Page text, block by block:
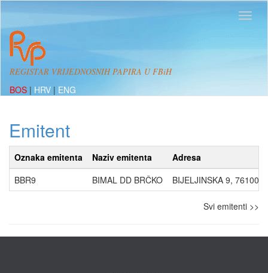
REGISTAR VRIJEDNOSNIH PAPIRA U FBiH
BOS | HRV | ENG
Emitent
Oznaka emitenta Naziv emitenta
Adresa
BBR9
BIMAL DD BRČKO BIJELJINSKA 9, 76100,
Svi emitenti >>